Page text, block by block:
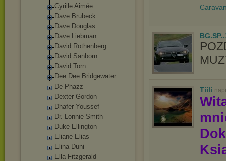
Cyrille Aimée
Dave Brubeck
Dave Douglas
Dave Liebman
David Rothenberg
David Sanborn
David Torn
Dee Dee Bridgewater
De-Phazz
Dexter Gordon
Dhafer Youssef
Dr. Lonnie Smith
Duke Ellington
Eliane Elias
Elina Duni
Ella Fitzgerald
Tiili